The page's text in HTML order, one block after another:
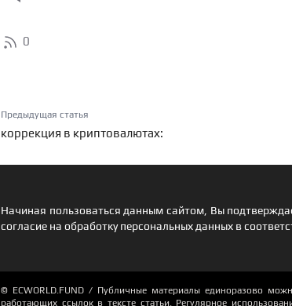
0
Предыдущая статья
коррекция в криптовалютах:
Начиная пользоваться данным сайтом, Вы
согласие на обработку персональных данных в
© ECWORLD.FUND / Публичные материалы единоразово
работающих ссылок в тексте статьи. Регулярное